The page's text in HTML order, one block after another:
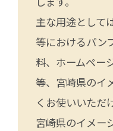
主な用途として
等におけるパン
料、ホームペー
等、宮崎県のイ
くお使いいただ
宮崎県のイメー